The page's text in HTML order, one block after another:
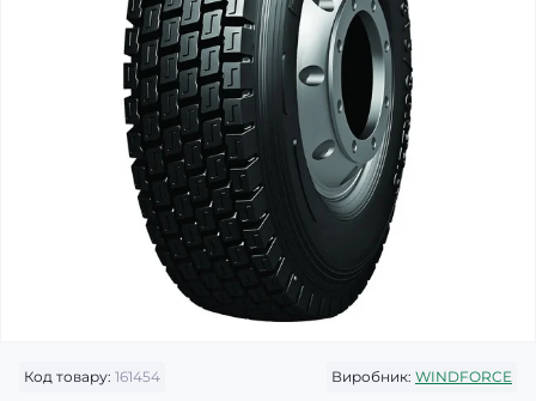
Код товару: 161454 Виробник: WINDFORCE